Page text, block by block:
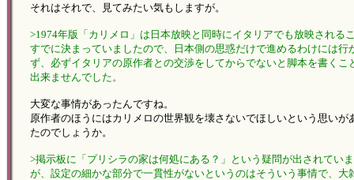
それはそれで、見てみたい気もしますが。
>1974年版「カリメロ」は日本放映と同時にイタリアでも放映される
すでに決まっていましたので、日本側の思惑だけで進めるわけには行
ず、必ずイタリアの原作者との交渉をしてからでないと脚本を書くこ
出来ませんでした。
大変な事情があったんですね。
原作者のほうにはカリメロの世界観を壊さないでほしいという思いが
たのでしょうか。
>掲示板に「プリシラの家は何処にある？」という疑問が出されてい
が、設定の細かな部分で一貫性がないというのはそういう事情で、大